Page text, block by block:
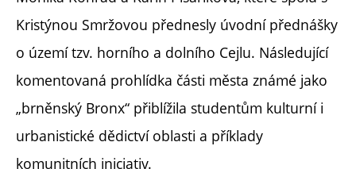
Kristýnou Smržovou přednesly úvodní přednášky
o území tzv. horního a dolního Cejlu. Následující
komentovaná prohlídka části města známé jako
„brněnský Bronx“ přiblížila studentům kulturní i
urbanistické dědictví oblasti a příklady
komunitních iniciativ.